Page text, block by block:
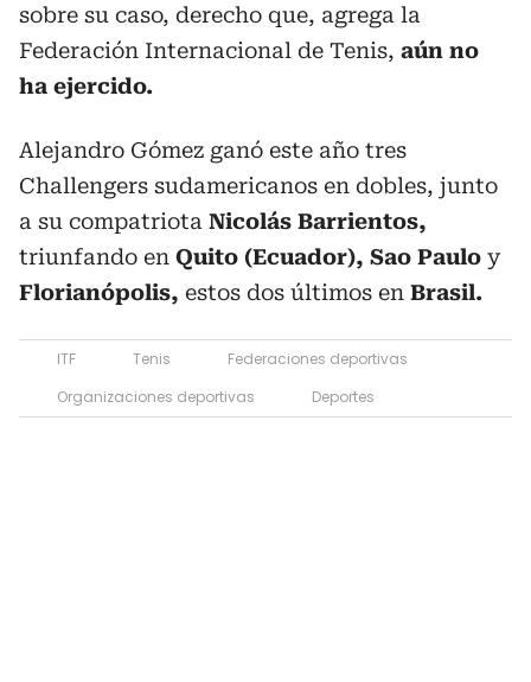
sobre su caso, derecho que, agrega la
Federación Internacional de Tenis, aún no
ha ejercido.
Alejandro Gómez ganó este año tres
Challengers sudamericanos en dobles, junto
a su compatriota Nicolás Barrientos,
triunfando en Quito (Ecuador), Sao Paulo y
Florianópolis, estos dos últimos en Brasil.
ITF Tenis
Federaciones deportivas
Organizaciones deportivas
Deportes